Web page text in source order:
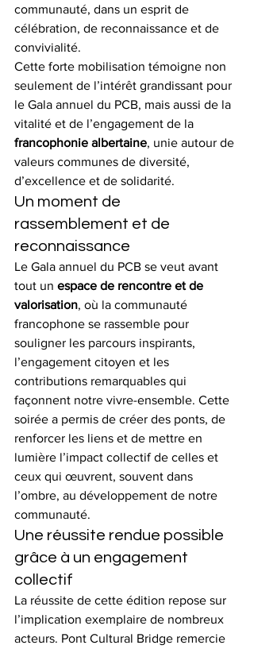
communauté, dans un esprit de
célébration, de reconnaissance et de
convivialité.
Cette forte mobilisation témoigne non
seulement de l’intérêt grandissant pour
le Gala annuel du PCB, mais aussi de la
vitalité et de l’engagement de la
francophonie albertaine, unie autour de
valeurs communes de diversité,
d’excellence et de solidarité.
Un moment de
rassemblement et de
reconnaissance
Le Gala annuel du PCB se veut avant
tout un espace de rencontre et de
valorisation, où la communauté
francophone se rassemble pour
souligner les parcours inspirants,
l’engagement citoyen et les
contributions remarquables qui
façonnent notre vivre-ensemble. Cette
soirée a permis de créer des ponts, de
renforcer les liens et de mettre en
lumière l’impact collectif de celles et
ceux qui œuvrent, souvent dans
l’ombre, au développement de notre
communauté.
Une réussite rendue possible
grâce à un engagement
collectif
La réussite de cette édition repose sur
l’implication exemplaire de nombreux
acteurs. Pont Cultural Bridge remercie